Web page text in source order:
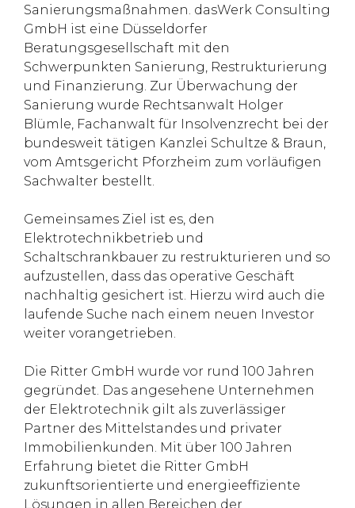
Sanierungsmaßnahmen. dasWerk Consulting
GmbH ist eine Düsseldorfer
Beratungsgesellschaft mit den
Schwerpunkten Sanierung, Restrukturierung
und Finanzierung. Zur Überwachung der
Sanierung wurde Rechtsanwalt Holger
Blümle, Fachanwalt für Insolvenzrecht bei der
bundesweit tätigen Kanzlei Schultze & Braun,
vom Amtsgericht Pforzheim zum vorläufigen
Sachwalter bestellt.
Gemeinsames Ziel ist es, den
Elektrotechnikbetrieb und
Schaltschrankbauer zu restrukturieren und so
aufzustellen, dass das operative Geschäft
nachhaltig gesichert ist. Hierzu wird auch die
laufende Suche nach einem neuen Investor
weiter vorangetrieben.
Die Ritter GmbH wurde vor rund 100 Jahren
gegründet. Das angesehene Unternehmen
der Elektrotechnik gilt als zuverlässiger
Partner des Mittelstandes und privater
Immobilienkunden. Mit über 100 Jahren
Erfahrung bietet die Ritter GmbH
zukunftsorientierte und energieeffiziente
Lösungen in allen Bereichen der